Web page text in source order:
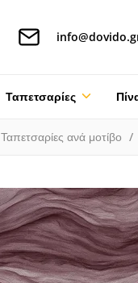
Ταπετσαρίες
Ταπετσαρίες ανά μοτίβο